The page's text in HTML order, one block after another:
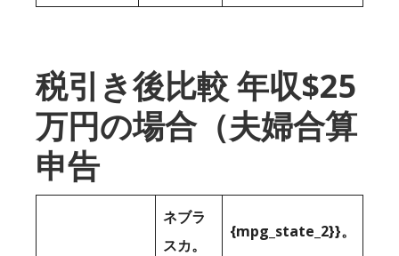
税引き後比較 年収$25
万円の場合（夫婦合算
申告
ネブラ
スカ。
{mpg_state_2}}。